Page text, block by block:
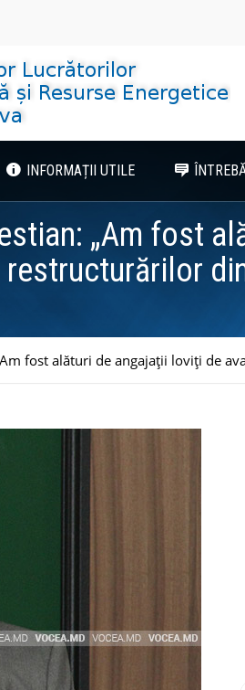
INFORMAȚII UTILE
„Am fost
restructurărilor
fost alături de angajaţii loviţi de